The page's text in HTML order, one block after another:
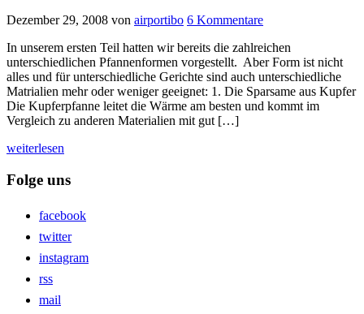
Dezember 29, 2008 von airportibo 6 Kommentare
In unserem ersten Teil hatten wir bereits die zahlreichen
unterschiedlichen Pfannenformen vorgestellt. Aber Form ist nicht
alles und für unterschiedliche Gerichte sind auch unterschiedliche
Matrialien mehr oder weniger geeignet: 1. Die Sparsame aus Kupfer
Die Kupferpfanne leitet die Wärme am besten und kommt im
Vergleich zu anderen Materialien mit gut […]
weiterlesen
Folge uns
facebook
twitter
instagram
rss
mail